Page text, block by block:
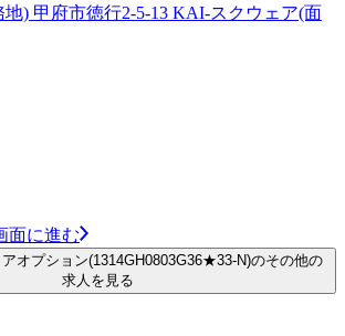
) 甲府市徳行2-5-13 KAI-スクウェア(面
面に進む
オプション(1314GH0803G36★33-N)のその他の
求人を見る